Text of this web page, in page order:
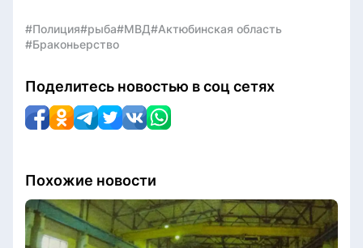
#Полиция#рыба#МВД#Актюбинская область
#Браконьерство
Поделитесь новостью в соц сетях
Похожие новости